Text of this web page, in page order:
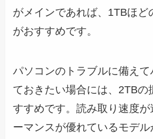
がメインであれば、1TBほど
がおすすめです。
パソコンのトラブルに備え
ておきたい場合には、2TBの
すすめです。読み取り速度
ーマンスが優れているモデ